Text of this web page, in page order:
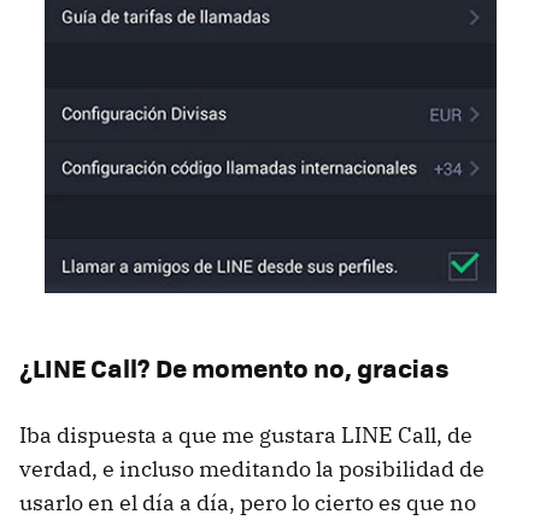
¿LINE Call? De momento no, gracias
Iba dispuesta a que me gustara LINE Call, de
verdad, e incluso meditando la posibilidad de
usarlo en el día a día, pero lo cierto es que no